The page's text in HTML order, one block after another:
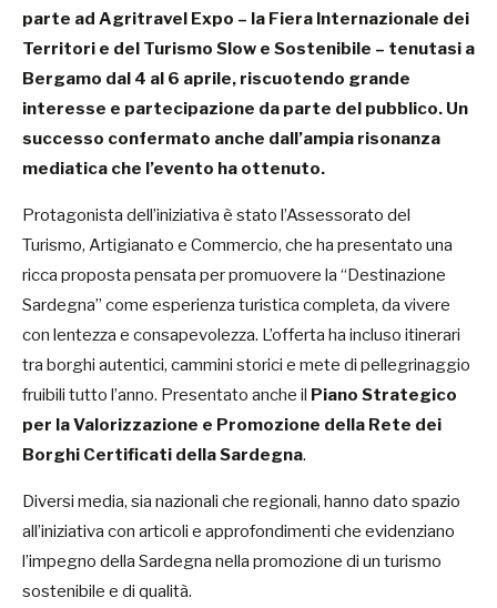
parte ad Agritravel Expo – la Fiera Internazionale dei
Territori e del Turismo Slow e Sostenibile – tenutasi a
Bergamo dal 4 al 6 aprile, riscuotendo grande
interesse e partecipazione da parte del pubblico. Un
successo confermato anche dall’ampia risonanza
mediatica che l’evento ha ottenuto.
Protagonista dell’iniziativa è stato l’Assessorato del
Turismo, Artigianato e Commercio, che ha presentato una
ricca proposta pensata per promuovere la “Destinazione
Sardegna” come esperienza turistica completa, da vivere
con lentezza e consapevolezza. L’offerta ha incluso itinerari
tra borghi autentici, cammini storici e mete di pellegrinaggio
fruibili tutto l’anno. Presentato anche il Piano Strategico
per la Valorizzazione e Promozione della Rete dei
Borghi Certificati della Sardegna.
Diversi media, sia nazionali che regionali, hanno dato spazio
all’iniziativa con articoli e approfondimenti che evidenziano
l’impegno della Sardegna nella promozione di un turismo
sostenibile e di qualità.